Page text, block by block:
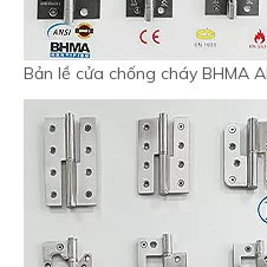
Bản lề cửa chống cháy BHMA